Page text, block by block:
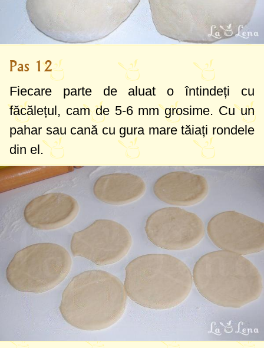
Pas 12
Fiecare parte de aluat o întindeți cu
făcălețul, cam de 5-6 mmgrosime. Cuun
pahar sau cană cu gura mare tăiați rondele
din el.